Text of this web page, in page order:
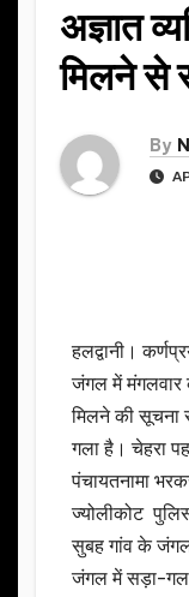
अज्ञात
मिलने से
By
हलद्वानी।
जंगल में मंगलवार
मिलने की
गला है। चेहरा
पंचायतनामा
ज्योलीकोट
सुबह गांव के जंगल
जंगल में सड़ा-